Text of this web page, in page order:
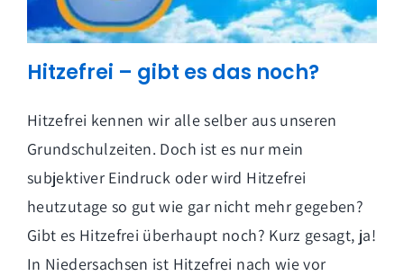
Hitzefrei – gibt es das noch?
Hitzefrei kennen wir alle selber aus unseren
Grundschulzeiten. Doch ist es nur mein
subjektiver Eindruck oder wird Hitzefrei
heutzutage so gut wie gar nicht mehr gegeben?
Gibt es Hitzefrei überhaupt noch? Kurz gesagt, ja!
In Niedersachsen ist Hitzefrei nach wie vor